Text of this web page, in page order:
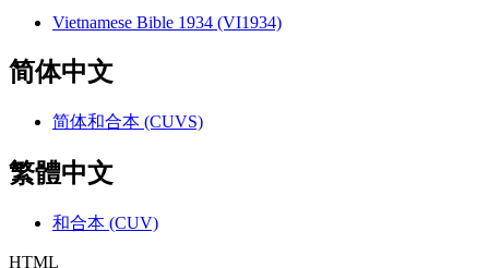
Vietnamese Bible 1934 (VI1934)
简体中文
简体和合本 (CUVS)
繁體中文
和合本 (CUV)
HTML